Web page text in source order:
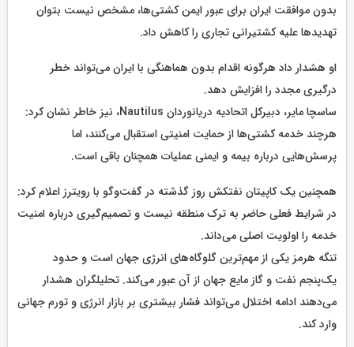
بدون موافقت ایران برای عبور ایمن کشتی‌ها، مشخص نیست بتوان
تهدیدها علیه کشتیرانی تجاری را کاهش داد.
او هشدار داد هرگونه اقدام بدون هماهنگی با ایران می‌تواند خطر
درگیری مجدد را افزایش دهد.
ساسچا مایر، دبیرکل اتحادیه دریانوردان Nautilus، نیز خاطر نشان کرد:
هرچند خدمه کشتی‌ها از حمایت امنیتی استقبال می‌کنند، اما
پرسش‌هایی درباره بیمه و ایمنی عملیات همچنان باقی است.
همچنین یک کاپیتان نفتکش روز گذشته در گفت‌وگو با رویترز اعلام کرد:
در شرایط فعلی حاضر به ترک منطقه نیست و تصمیم‌گیری درباره امنیت
خدمه را اولویت اصلی می‌داند.
تنگه هرمز یکی از مهم‌ترین گلوگاه‌های انرژی جهان است و حدود
یک‌پنجم نفت و گاز مایع جهان از آن عبور می‌کند. تحلیلگران هشدار
می‌دهند ادامه اختلال می‌تواند فشار بیشتری بر بازار انرژی و تورم جهانی
وارد کند.